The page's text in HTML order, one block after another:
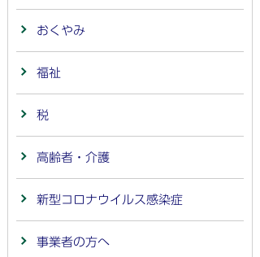
おくやみ
福祉
税
高齢者・介護
新型コロナウイルス感染症
事業者の方へ